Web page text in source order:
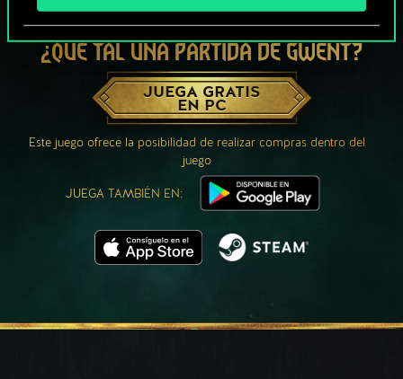
¿QUÉ TAL UNA PARTIDA DE GWENT?
JUEGA GRATIS
EN PC
Este juego ofrece la posibilidad de realizar compras dentro del
juego
JUEGA TAMBIÉN EN: